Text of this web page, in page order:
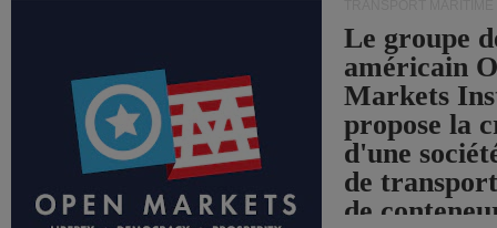
Le groupe
américain
Markets
propose la
d'une
de
de